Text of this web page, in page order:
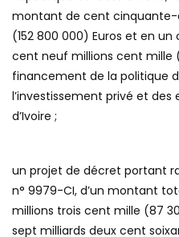
montant de cent cinquante-
(152 800 000) Euros et en
cent neuf millions cent mille
financement de la politique
l’investissement privé et
d’Ivoire ;
un projet de décret portant
n° 9979-CI, d’un montant
millions trois cent mille (87
sept milliards deux cent